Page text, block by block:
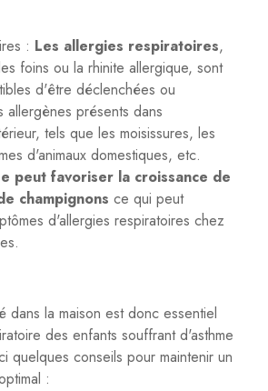
: Les allergies respiratoires,
foins ou la rhinite allergique, sont
d'être déclenchées ou
allergènes présents dans
tels que les moisissures, les
d'animaux domestiques, etc.
peut favoriser la croissance de
champignons ce qui peut
d'allergies respiratoires chez
dans la maison est donc essentiel
des enfants souffrant d'asthme
quelques conseils pour maintenir un
: